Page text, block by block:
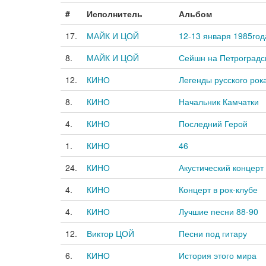
# Исполнитель
Альбом
17.
МАЙК И ЦОЙ
12-13 января
8.
МАЙК И ЦОЙ
Сейшн на
12.
КИНО
Легенды русского
8.
КИНО
Начальник Камчатки
4.
КИНО
Последний Герой
1.
КИНО
46
24.
КИНО
Акустический концерт
4.
КИНО
Концерт в рок-клубе
4.
КИНО
Лучшие песни 88-90
12.
Виктор ЦОЙ
Песни под гитару
6.
КИНО
История этого мира